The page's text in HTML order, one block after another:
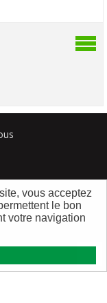
vous acceptez
le bon
votre navigation